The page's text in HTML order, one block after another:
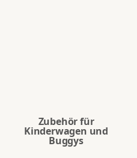
Zubehör für
Kinderwagen und
Buggys